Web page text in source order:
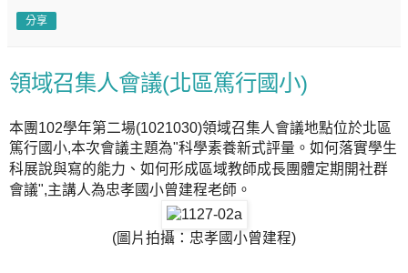
分享
領域召集人會議(北區篤行國小)
本團102學年第二場(1021030)領域召集人會議地點位於北區
篤行國小,本次會議主題為"科學素養新式評量。如何落實學生
科展說與寫的能力、如何形成區域教師成長團體定期開社群
會議",主講人為忠孝國小曾建程老師 。
(圖片拍攝：忠孝國小曾建程)